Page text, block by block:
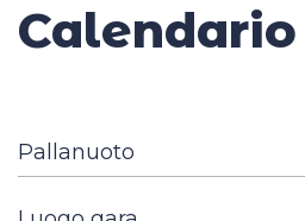
La missione
Discipline
Calendario